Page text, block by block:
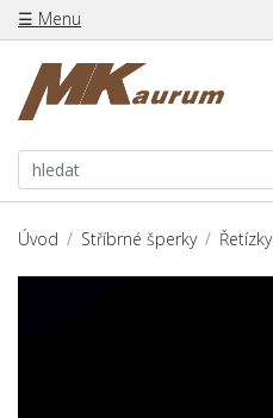
☰ Menu
Úvod Stříbrné šperky Řetízky